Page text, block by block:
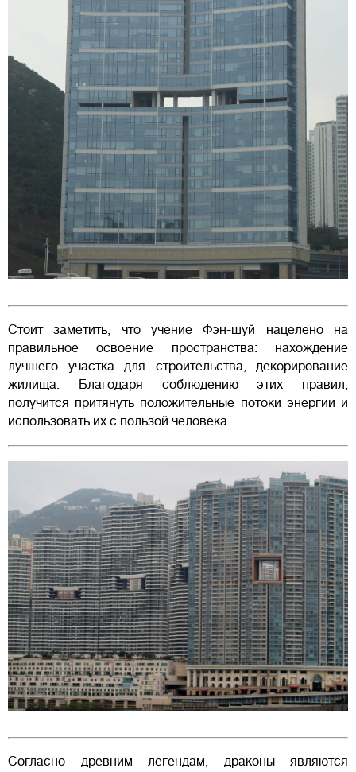
Стоит заметить, что учение Фэн-шуй нацелено на
правильное освоение пространства: нахождение
лучшего участка для строительства, декорирование
жилища. Благодаря соблюдению этих правил,
получится притянуть положительные потоки энергии и
использовать их с пользой человека.
Согласно древним легендам, драконы являются